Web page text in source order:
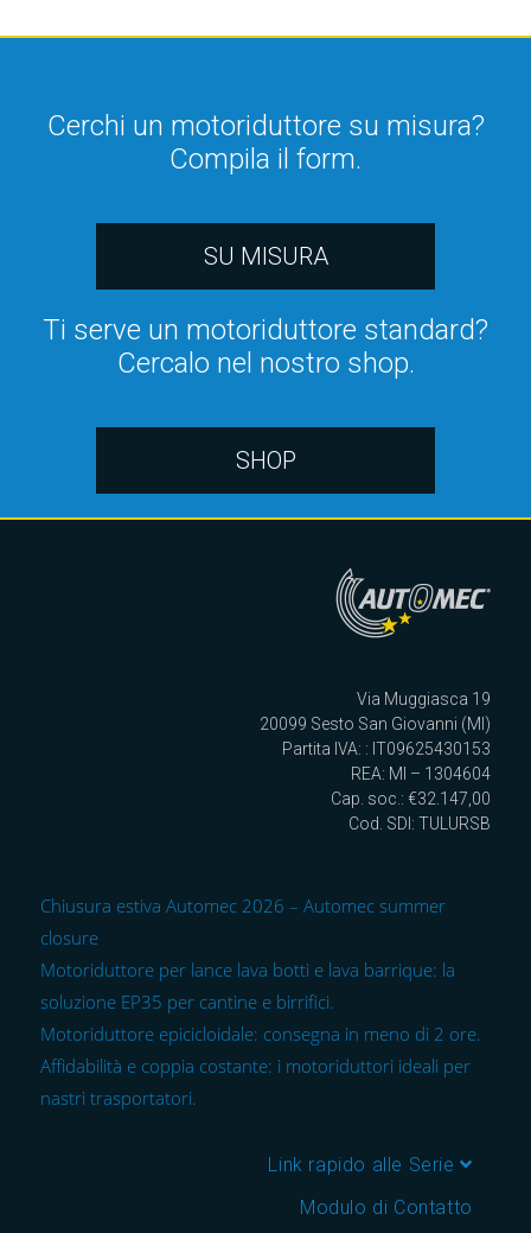
Cerchi un motoriduttore su misura?
Compila il form.
SU MISURA
Ti serve un motoriduttore standard?
Cercalo nel nostro shop.
SHOP
Via Muggiasca 19
20099 Sesto San Giovanni (MI)
Partita IVA: : IT09625430153
REA: MI – 1304604
Cap. soc.: €32.147,00
Cod. SDI: TULURSB
Chiusura estiva Automec 2026 – Automec summer
closure
Motoriduttore per lance lava botti e lava barrique: la
soluzione EP35 per cantine e birrifici.
Motoriduttore epicicloidale: consegna in meno di 2 ore.
Affidabilità e coppia costante: i motoriduttori ideali per
nastri trasportatori.
Link rapido alle Serie
Modulo di Contatto